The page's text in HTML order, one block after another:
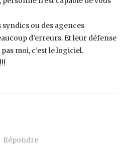
ou des agences
d’erreurs. Et leur défense
moi, c’est le logiciel.
Répondre